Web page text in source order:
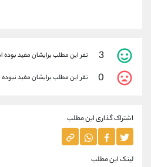
3 نفر این مطلب برایشان مفید
0 نفر این مطلب برایشان مفید
اشتراک گذاری این مطلب
لینک این مطلب